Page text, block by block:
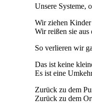
Unsere Systeme,
Wir ziehen
Wir reißen sie aus
So verlieren wir
Das ist keine
Es ist eine
Zurück zu dem
Zurück zu dem